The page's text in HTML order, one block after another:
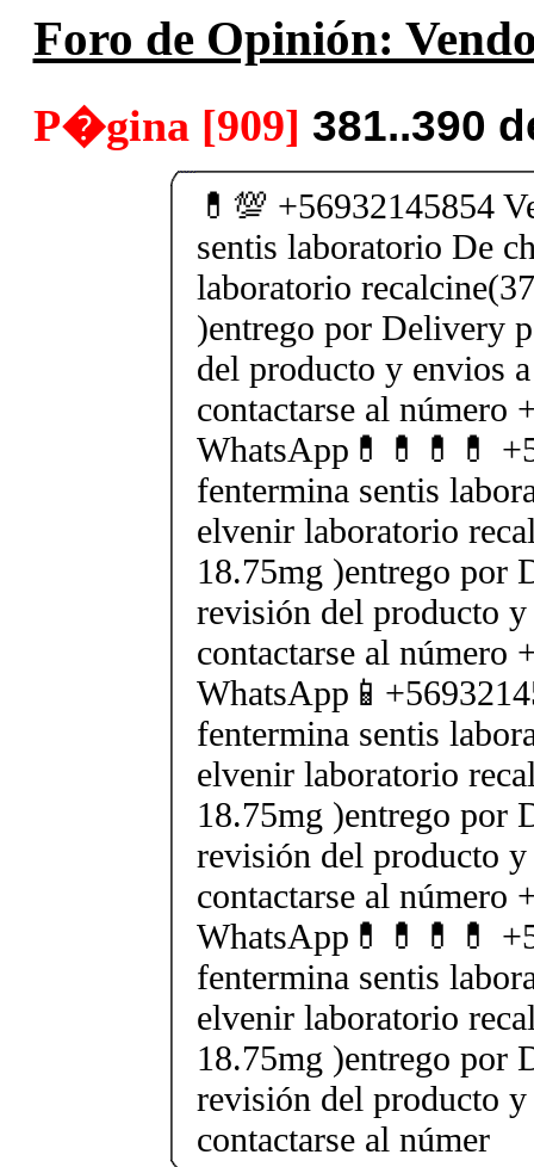
Foro de Opinión:
P�gina [909] 381..390
💊💯 +56932145854
sentis laboratorio De
laboratorio
)entrego por Delivery
del producto y envios
contactarse al número
WhatsApp💊💊💊💊
fentermina sentis
elvenir laboratorio
18.75mg )entrego por
revisión del producto
contactarse al número
fentermina sentis
elvenir laboratorio
18.75mg )entrego por
revisión del producto
contactarse al número
WhatsApp💊💊💊💊
fentermina sentis
elvenir laboratorio
18.75mg )entrego por
revisión del producto
contactarse al númer